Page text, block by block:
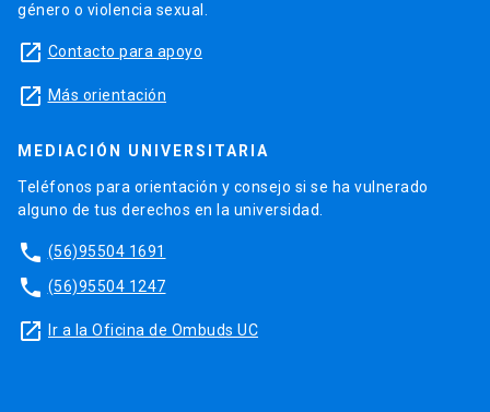
género o violencia sexual.
launch Contacto para apoyo
launch Más orientación
MEDIACIÓN UNIVERSITARIA
Teléfonos para orientación y consejo si se ha vulnerado
alguno de tus derechos en la universidad.
phone (56)95504 1691
phone (56)95504 1247
launch Ir a la Oficina de Ombuds UC